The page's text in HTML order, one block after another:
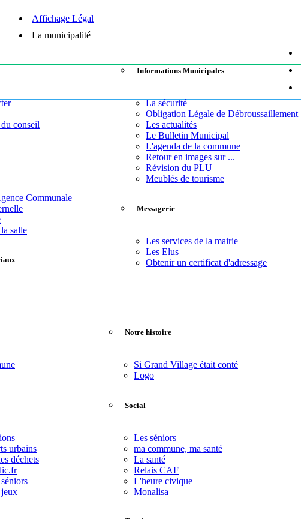
Affichage Légal
La municipalité
conseil
Communale
salle
Informations Municipales
La sécurité
Obligation Légale de Débroussaillement
Les actualités
Le Bulletin Municipal
L'agenda de la commune
Retour en images sur ...
Révision du PLU
Meublés de tourisme
Messagerie
Les services de la mairie
Les Elus
Obtenir un certificat d'adressage
Notre histoire
Si Grand Village était conté
Logo
urbains
déchets
jeux
Social
Les séniors
ma commune, ma santé
La santé
Relais CAF
L'heure civique
Monalisa